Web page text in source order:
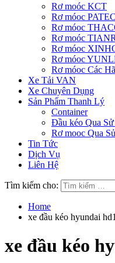
Rơ moóc KCT
Rơ móoc PATEC
Rơ móoc
Rơ moóc
Rơ móoc
Rơ móoc
Rơ móoc Các
Xe Tải VAN
Xe Chuyên Dụng
Sản Phẩm Thanh Lý
Container
Đầu kéo Qua
Rơ mooc Qua
Tin Tức
Dịch Vụ
Liên Hệ
Tìm kiếm cho:
Home
xe đầu kéo hyundai
xe đầu kéo